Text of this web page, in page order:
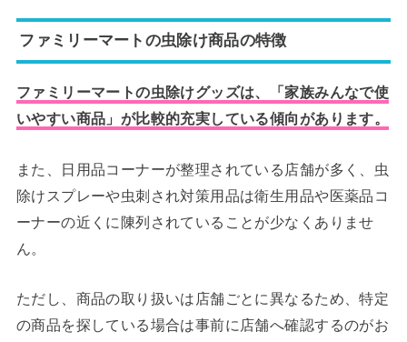
ファミリーマートの虫除け商品の特徴
ファミリーマートの虫除けグッズは、「家族みんなで使
いやすい商品」が比較的充実している傾向があります。
また、日用品コーナーが整理されている店舗が多く、虫
除けスプレーや虫刺され対策用品は衛生用品や医薬品コ
ーナーの近くに陳列されていることが少なくありませ
ん。
ただし、商品の取り扱いは店舗ごとに異なるため、特定
の商品を探している場合は事前に店舗へ確認するのがお